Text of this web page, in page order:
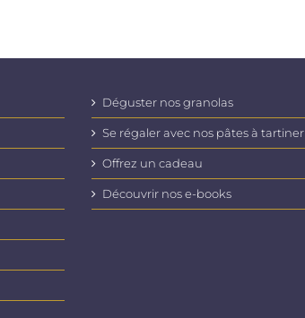
Déguster nos granolas
Se régaler avec nos pâtes à tartiner
Offrez un cadeau
Découvrir nos e-books